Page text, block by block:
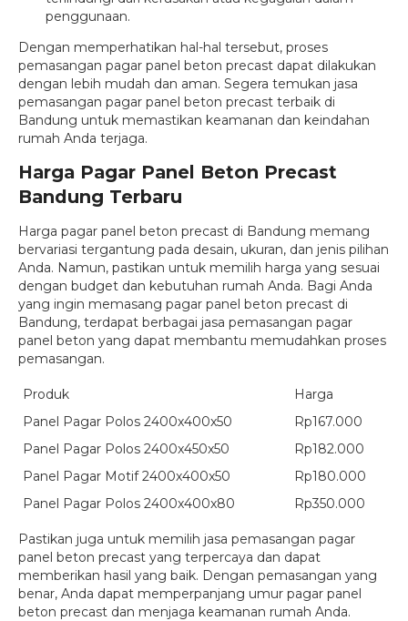
penggunaan.
Dengan memperhatikan hal-hal tersebut, proses
pemasangan pagar panel beton precast dapat dilakukan
dengan lebih mudah dan aman. Segera temukan jasa
pemasangan pagar panel beton precast terbaik di
Bandung untuk memastikan keamanan dan keindahan
rumah Anda terjaga.
Harga Pagar Panel Beton Precast
Bandung Terbaru
Harga pagar panel beton precast di Bandung memang
bervariasi tergantung pada desain, ukuran, dan jenis pilihan
Anda. Namun, pastikan untuk memilih harga yang sesuai
dengan budget dan kebutuhan rumah Anda. Bagi Anda
yang ingin memasang pagar panel beton precast di
Bandung, terdapat berbagai jasa pemasangan pagar
panel beton yang dapat membantu memudahkan proses
pemasangan.
Produk
Harga
Panel Pagar Polos 2400x400x50
Rp167.000
Panel Pagar Polos 2400x450x50
Rp182.000
Panel Pagar Motif 2400x400x50
Rp180.000
Panel Pagar Polos 2400x400x80
Rp350.000
Pastikan juga untuk memilih jasa pemasangan pagar
panel beton precast yang terpercaya dan dapat
memberikan hasil yang baik. Dengan pemasangan yang
benar, Anda dapat memperpanjang umur pagar panel
beton precast dan menjaga keamanan rumah Anda.